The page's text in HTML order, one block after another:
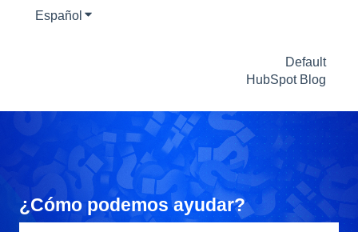
Español Traducciones de Mostrar submenú de
Default
HubSpot Blog
¿Cómo podemos ayudar?